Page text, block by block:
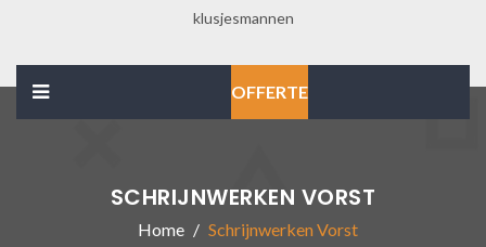
klusjesmannen
OFFERTE
SCHRIJNWERKEN VORST
Home Schrijnwerken Vorst